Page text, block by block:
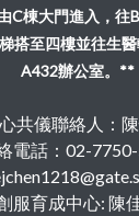
C棟大門進入，往
搭至四樓並往生
A432辦公室。**
共儀聯絡人：
電話：02-
服育成中心: 陳